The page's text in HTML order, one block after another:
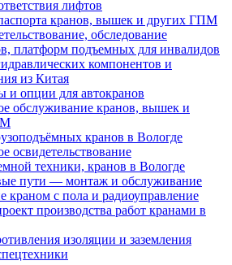
лифтов
кранов, вышек и других ГПМ
обследование
платформ подъемных для инвалидов
компонентов и
из Китая
и опции для автокранов
обслуживание кранов, вышек и
кранов в Вологде
освидетельствование
техники, кранов в Вологде
пути — монтаж и обслуживание
краном с пола и радиоуправление
производства работ кранами в
изоляции и заземления